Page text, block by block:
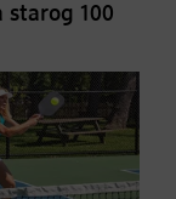
starog 100